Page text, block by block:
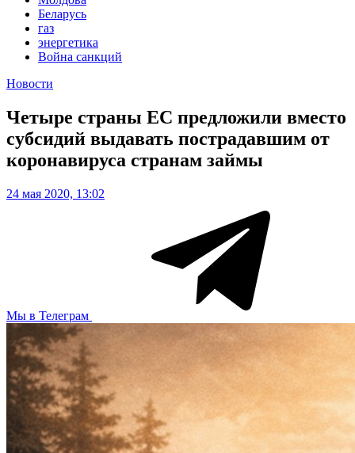
Беларусь
газ
энергетика
Война санкций
Новости
Четыре страны ЕС предложили вместо
субсидий выдавать пострадавшим от
коронавируса странам займы
24 мая 2020, 13:02
Мы в Телеграм